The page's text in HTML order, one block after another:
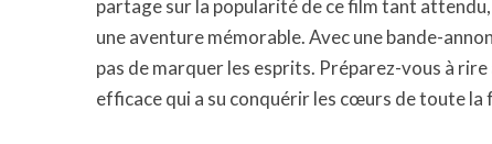
partage sur la popularité de ce film tant
une aventure mémorable. Avec une bande-
pas de marquer les esprits. Préparez-vous à
efficace qui a su conquérir les cœurs de toute la